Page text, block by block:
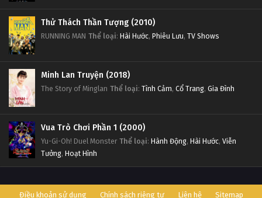
Thử Thách Thần Tượng (2010)
RUNNING MAN Thể loại: Hài Hước, Phiêu Lưu, TV Shows
Minh Lan Truyện (2018)
The Story of Minglan Thể loại: Tình Cảm, Cổ Trang, Gia Đình
Vua Trò Chơi Phần 1 (2000)
Yu-Gi-Oh! Duel Monster Thể loại: Hành Động, Hài Hước, Viễn
Tưởng, Hoạt Hình
Điều khoản sử dụng Chính sách riêng tư Liên hệ Sitemap